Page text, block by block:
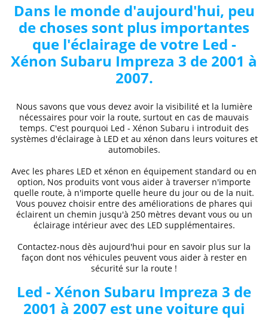
Dans le monde d'aujourd'hui, peu
de choses sont plus importantes
que l'éclairage de votre Led -
Xénon Subaru Impreza 3 de 2001 à
2007.
Nous savons que vous devez avoir la visibilité et la lumière
nécessaires pour voir la route, surtout en cas de mauvais
temps. C'est pourquoi Led - Xénon Subaru i introduit des
systèmes d'éclairage à LED et au xénon dans leurs voitures et
automobiles.
Avec les phares LED et xénon en équipement standard ou en
option, Nos produits vont vous aider à traverser n'importe
quelle route, à n'importe quelle heure du jour ou de la nuit.
Vous pouvez choisir entre des améliorations de phares qui
éclairent un chemin jusqu'à 250 mètres devant vous ou un
éclairage intérieur avec des LED supplémentaires.
Contactez-nous dès aujourd'hui pour en savoir plus sur la
façon dont nos véhicules peuvent vous aider à rester en
sécurité sur la route !
Led - Xénon Subaru Impreza 3 de
2001 à 2007 est une voiture qui